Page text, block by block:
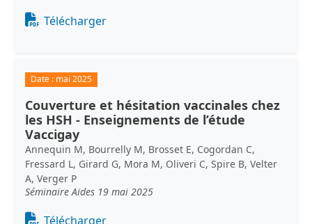
Document
Télécharger
Date : mai 2025
Couverture et hésitation vaccinales chez
les HSH - Enseignements de l’étude
Vaccigay
Annequin M, Bourrelly M, Brosset E, Cogordan C,
Fressard L, Girard G, Mora M, Oliveri C, Spire B, Velter
A, Verger P
Séminaire Aides 19 mai 2025
Document
Télécharger